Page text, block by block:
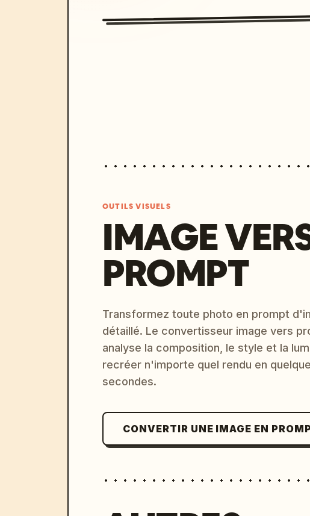
OUTILS VISUELS
IMAGE
PROMPT
Transformez toute photo en prompt
détaillé. Le convertisseur image vers
analyse la composition, le style et la
recréer n'importe quel rendu en
secondes.
CONVERTIR UNE IMAGE EN